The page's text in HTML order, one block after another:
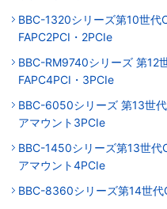
BBC-1320シリーズ第10世代
FAPC2PCI・2PCIe
BBC-RM9740シリーズ 第12
FAPC4PCI・3PCIe
BBC-6050シリーズ 第13世
アマウント3PCIe
BBC-1450シリーズ第13世代
アマウント4PCIe
BBC-8360シリーズ第14世